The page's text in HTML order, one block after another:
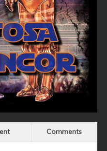
Comments